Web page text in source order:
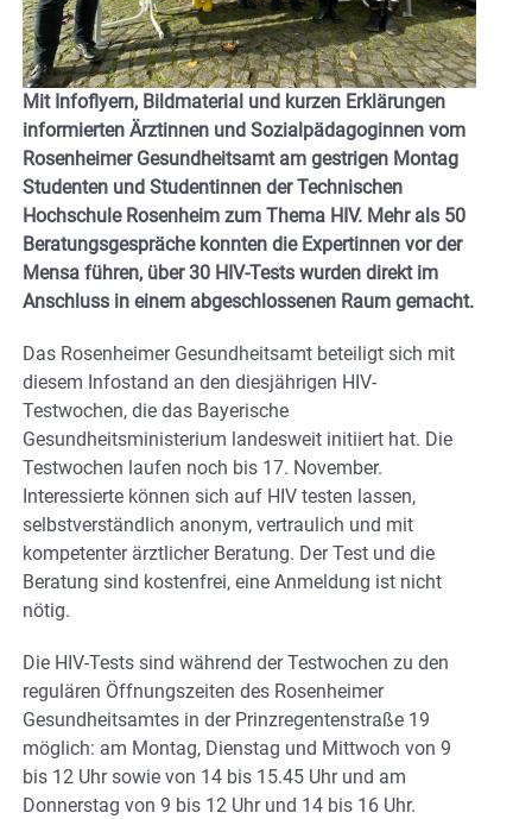
Mit Infoflyern, Bildmaterial und kurzen Erklärungen
informierten Ärztinnen und Sozialpädagoginnen vom
Rosenheimer Gesundheitsamt am gestrigen Montag
Studenten und Studentinnen der Technischen
Hochschule Rosenheim zum Thema HIV. Mehr als 50
Beratungsgespräche konnten die Expertinnen vor der
Mensa führen, über 30 HIV-Tests wurden direkt im
Anschluss in einem abgeschlossenen Raum gemacht.
Das Rosenheimer Gesundheitsamt beteiligt sich mit
diesem Infostand an den diesjährigen HIV-
Testwochen, die das Bayerische
Gesundheitsministerium landesweit initiiert hat. Die
Testwochen laufen noch bis 17. November.
Interessierte können sich auf HIV testen lassen,
selbstverständlich anonym, vertraulich und mit
kompetenter ärztlicher Beratung. Der Test und die
Beratung sind kostenfrei, eine Anmeldung ist nicht
nötig.
Die HIV-Tests sind während der Testwochen zu den
regulären Öffnungszeiten des Rosenheimer
Gesundheitsamtes in der Prinzregentenstraße 19
möglich: am Montag, Dienstag und Mittwoch von 9
bis 12 Uhr sowie von 14 bis 15.45 Uhr und am
Donnerstag von 9 bis 12 Uhr und 14 bis 16 Uhr.